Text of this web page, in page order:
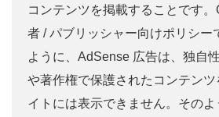
コンテンツを掲載することです
者 / パブリッシャー向けポリシー
ように、AdSense 広告は、独自
や著作権で保護されたコンテン
イトには表示できません。その